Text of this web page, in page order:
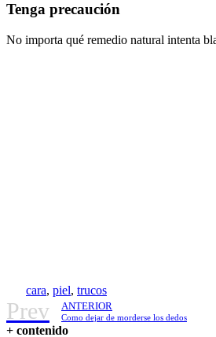
Tenga precaución
No importa qué remedio natural intenta
cara, piel, trucos
Prev ANTERIOR
Como dejar de morderse los dedos
+ contenido